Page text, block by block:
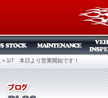
> 1/7 本日より営業開始です！